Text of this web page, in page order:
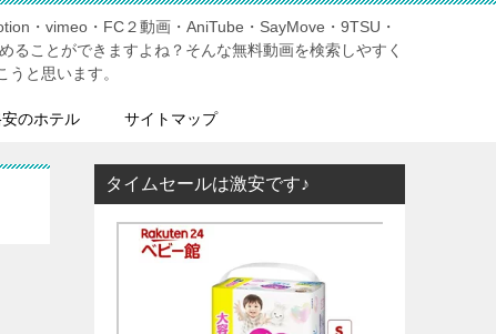
・vimeo・FC２動画・AniTube・SayMove・9TSU・
ることができますよね？そんな無料動画を検索しやすく
と思います。
のホテル サイトマップ
タイムセールは激安です♪